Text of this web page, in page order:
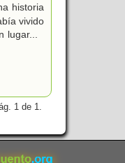
historia
vivido
lugar...
1 de 1.